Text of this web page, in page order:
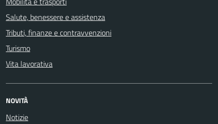
Salute, benessere e assistenza
Tributi, finanze e contravvenzioni
Turismo
Vita lavorativa
NOVITÀ
Notizie